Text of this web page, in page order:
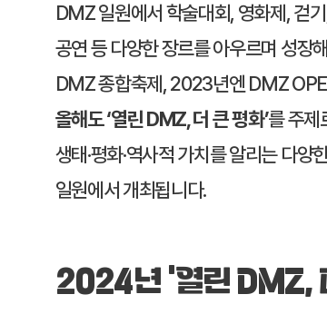
DMZ 일원에서 학술대회, 영화제, 걷
공연 등 다양한 장르를 아우르며 성장
DMZ 종합축제, 2023년엔 DMZ
올해도 ‘열린 DMZ, 더 큰 평화’를 주제
생태·평화·역사적 가치를 알리는 다
일원에서 개최됩니다.
2024년 ‘열린 DMZ,